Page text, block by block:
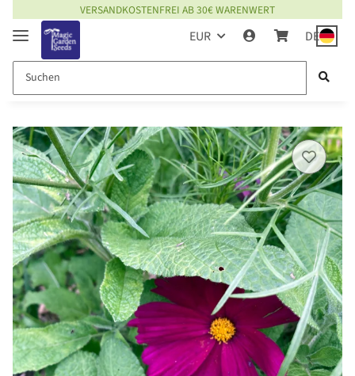
VERSANDKOSTENFREI AB 30€ WARENWERT
EUR DE